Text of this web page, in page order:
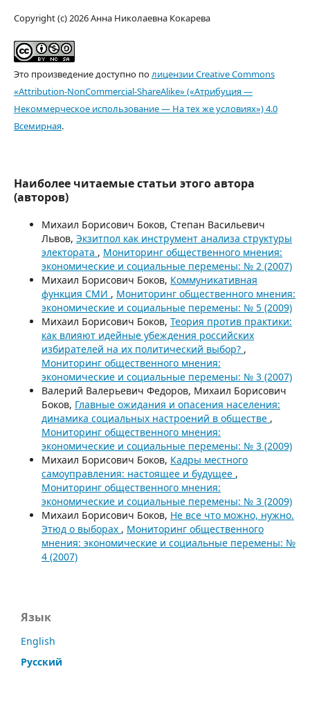
Copyright (c) 2026 Анна Николаевна Кокарева
Это произведение доступно полицензии Creative Commons
«Attribution-NonCommercial-ShareAlike» («Атрибуция —
Некоммерческое использование — На тех же условиях») 4.0
Всемирная.
Наиболее читаемые статьи этого автора
(авторов)
Михаил Борисович Боков, Степан Васильевич
Львов, Экзитпол как инструмент анализа структуры
электората , Мониторинг общественного мнения:
экономические и социальные перемены: № 2 (2007)
Михаил Борисович Боков, Коммуникативная
функция СМИ , Мониторинг общественного мнения:
экономические и социальные перемены: № 5 (2009)
Михаил Борисович Боков, Теория против практики:
как влияют идейные убеждения российских
избирателей на их политический выбор? ,
Мониторинг общественного мнения:
экономические и социальные перемены: № 3 (2007)
Валерий Валерьевич Федоров, Михаил Борисович
Боков, Главные ожидания и опасения населения:
динамика социальных настроений в обществе ,
Мониторинг общественного мнения:
экономические и социальные перемены: № 3 (2009)
Михаил Борисович Боков, Кадры местного
самоуправления: настоящее и будущее ,
Мониторинг общественного мнения:
экономические и социальные перемены: № 3 (2009)
Михаил Борисович Боков, Не все что можно, нужно.
Этюд о выборах , Мониторинг общественного
мнения: экономические и социальные перемены: №
4 (2007)
Язык
English
Русский